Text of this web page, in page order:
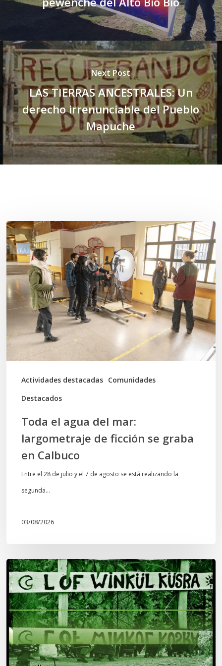
Next Post
LAS TIERRAS ANCESTRALES: Un
derecho irrenunciable del Pueblo
Mapuche
Actividades destacadas Comunidades
Destacados
Toda
el
agua
del
mar:
largometraje
de
ficción
se
graba
Toda el agua del mar:
largometraje de ficción se graba
en Calbuco
Entre el 28 de julio y el 7 de agosto se está realizando la
segunda…
03/08/2026
Lof
Winkül
Küsra
convoca
a
apoyar